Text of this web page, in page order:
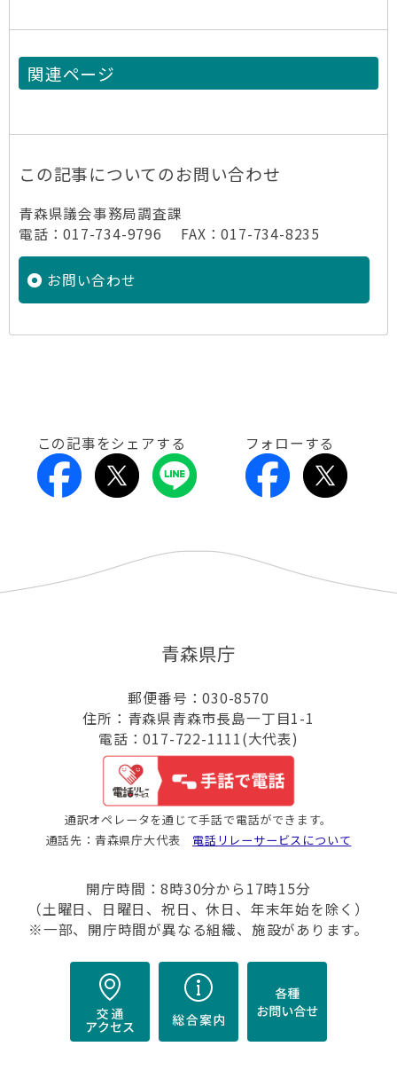
関連ページ
この記事についてのお問い合わせ
青森県議会事務局調査課
電話：017-734-9796 FAX：017-734-8235
お問い合わせ
この記事をシェアする フォローする
青森県庁
郵便番号：030-8570
住所：青森県青森市長島一丁目1-1
電話：017-722-1111(大代表)
通訳オペレータを通じて手話で電話ができます。
通話先：青森県庁大代表 電話リレーサービスについて
開庁時間：8時30分から17時15分
（土曜日、日曜日、祝日、休日、年末年始を除く）
※一部、開庁時間が異なる組織、施設があります。